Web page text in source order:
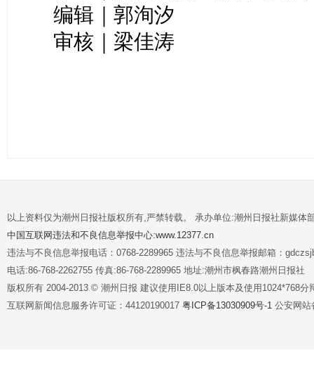
编辑｜郭洵汐
审核｜梁佳涛
以上资料仅为潮州日报社版权所有,严禁转载。 承办单位:潮州日报社新媒体
中国互联网违法和不良信息举报中心:www.12377.cn
违法与不良信息举报电话：0768-2289965 违法与不良信息举报邮箱：
电话:86-768-2262755 传真:86-768-2289965 地址:潮州市枫春路潮州日报社
版权所有 2004-2013 © 潮州日报 建议使用IE8.0以上版本及使用1024*768分
互联网新闻信息服务许可证：44120190017 粤ICP备13030909号-1 公安网站